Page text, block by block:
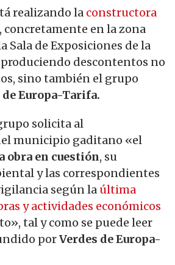
realizando la constructora
concretamente en la zona
Sala de Exposiciones de la
produciendo descontentos no
sino también el grupo
de Europa-Tarifa.
solicita al
municipio gaditano «el
obra en cuestión, su
y las correspondientes
según la última
y actividades económicos
tal y como se puede leer
porVerdes de Europa-